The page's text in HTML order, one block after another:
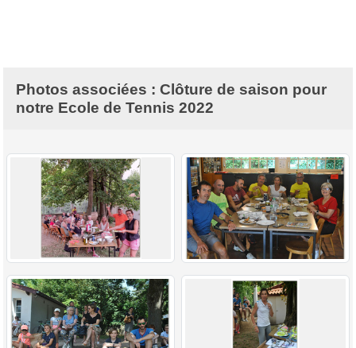
Photos associées : Clôture de saison pour
notre Ecole de Tennis 2022